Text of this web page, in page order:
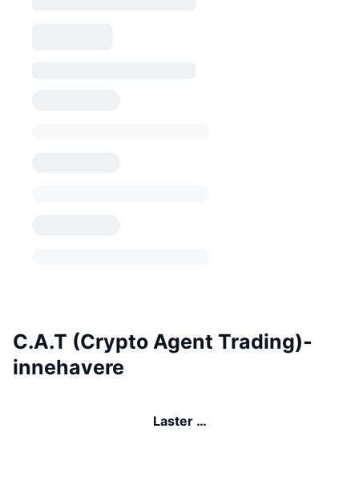
C.A.T (Crypto Agent Trading)-
innehavere
Laster …